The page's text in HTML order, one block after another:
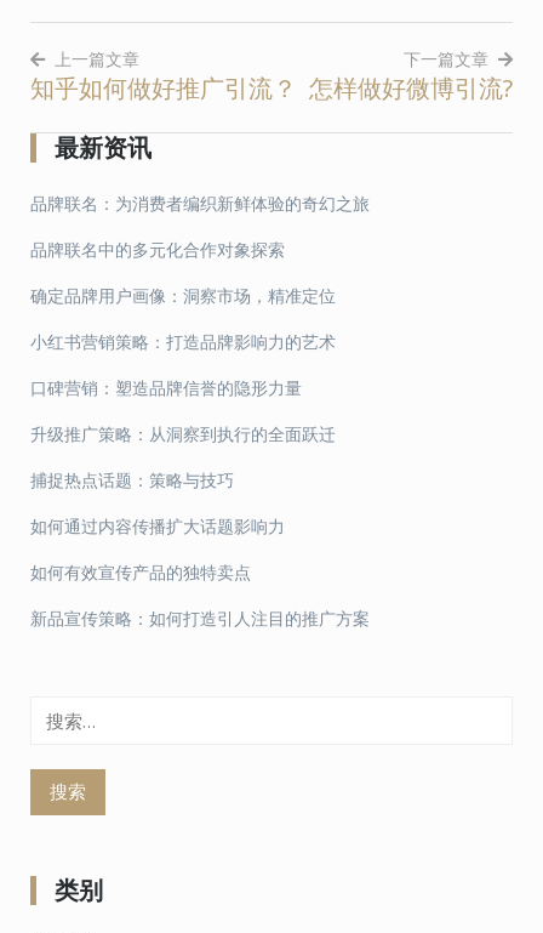
文
章
导
航
上一篇文章
知乎如何做好推广引流？
下一篇文章
怎样做好微博引流?
最新资讯
品牌联名：为消费者编织新鲜体验的奇幻之旅
品牌联名中的多元化合作对象探索
确定品牌用户画像：洞察市场，精准定位
小红书营销策略：打造品牌影响力的艺术
口碑营销：塑造品牌信誉的隐形力量
升级推广策略：从洞察到执行的全面跃迁
捕捉热点话题：策略与技巧
如何通过内容传播扩大话题影响力
如何有效宣传产品的独特卖点
新品宣传策略：如何打造引人注目的推广方案
类别